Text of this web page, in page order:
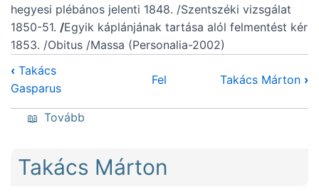
hegyesi plébános jelenti 1848. /Szentszéki vizsgálat
1850-51. /Egyik káplánjának tartása alól felmentést kér
1853. /Obitus /Massa (Personalia-2002)
‹ Takács
Gasparus
Fel Takács Márton ›
Tovább
Takács Márton